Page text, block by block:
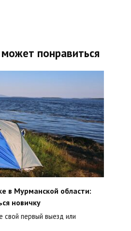
понравиться
в Мурманской области:
новичку
свой первый выезд или